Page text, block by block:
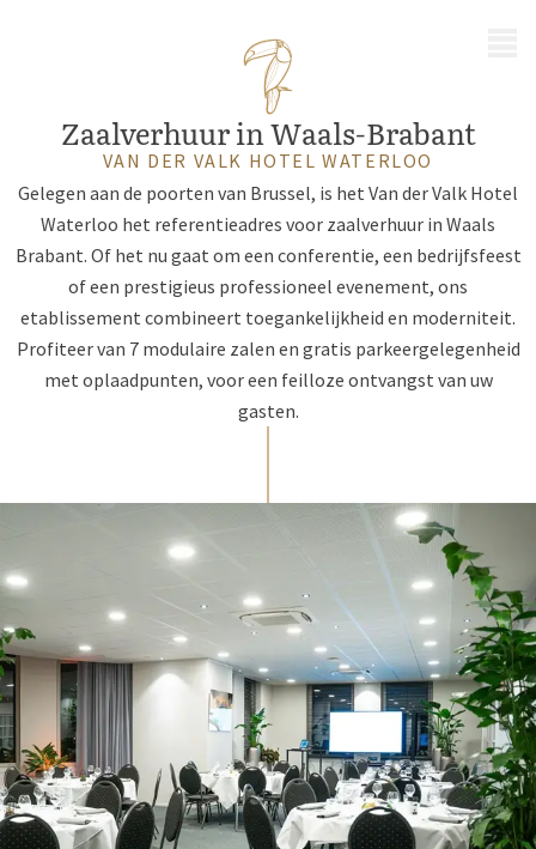
Zaalverhuur in Waals-Brabant
VAN DER VALK HOTEL WATERLOO
Gelegen aan de poorten van Brussel, is het Van der Valk Hotel
Waterloo het referentieadres voor zaalverhuur in Waals
Brabant. Of het nu gaat om een conferentie, een bedrijfsfeest
of een prestigieus professioneel evenement, ons
etablissement combineert toegankelijkheid en moderniteit.
Profiteer van 7 modulaire zalen en gratis parkeergelegenheid
met oplaadpunten, voor een feilloze ontvangst van uw
gasten.